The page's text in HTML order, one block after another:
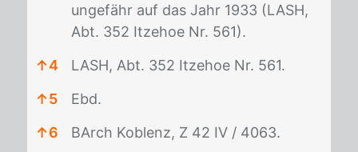
ungefähr auf das Jahr 1933 (LASH,
Abt. 352 Itzehoe Nr. 561).
↑4
LASH, Abt. 352 Itzehoe Nr. 561.
↑5
Ebd.
↑6
BArch Koblenz, Z 42 IV / 4063.